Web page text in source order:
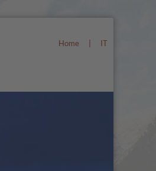
Home IT